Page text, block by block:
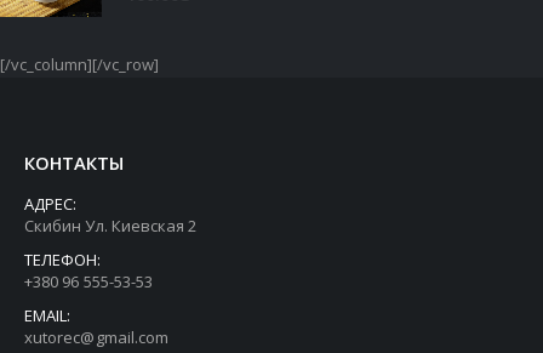
[/vc_column][/vc_row]
КОНТАКТЫ
АДРЕС:
Скибин Ул. Киевская 2
ТЕЛЕФОН:
+380 96 555-53-53
EMAIL:
xutorec@gmail.com